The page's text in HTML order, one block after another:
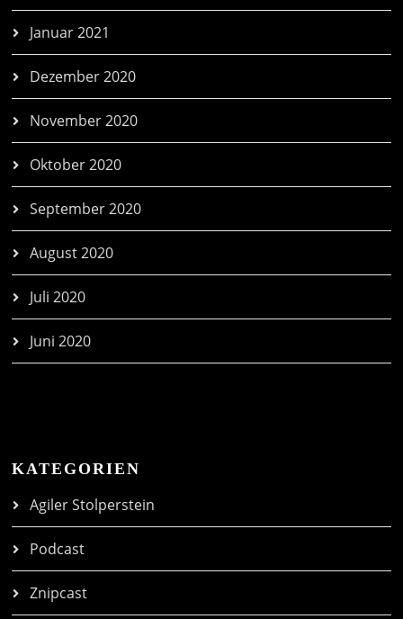
Januar 2021
Dezember 2020
November 2020
Oktober 2020
September 2020
August 2020
Juli 2020
Juni 2020
KATEGORIEN
Agiler Stolperstein
Podcast
Znipcast